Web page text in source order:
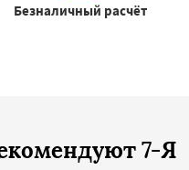
Безналичный расчёт
7-Я